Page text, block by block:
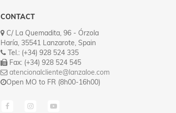
CONTACT
C/ La Quemadita, 96 - Órzola
Haría, 35541 Lanzarote, Spain
Tel.: (+34) 928 524 335
Fax: (+34) 928 524 545
atencionalcliente@lanzaloe.com
Open MO to FR (8h00-16h00)